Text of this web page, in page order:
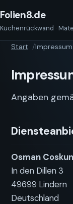
Folien8.de
Küchenrückwand ·
Start Impressum
Angaben
Osman Coskun
In den Dillen 3
49699 Lindern
Deutschland